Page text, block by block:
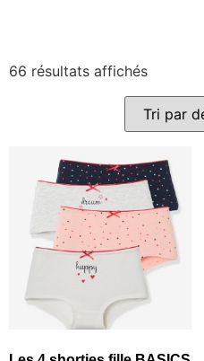
66 résultats affichés